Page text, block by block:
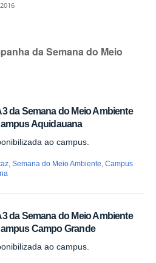
da Semana do Meio
da Semana do Meio Ambiente
Aquidauana
ao campus.
,Semana do Meio Ambiente ,Campus
da Semana do Meio Ambiente
Campo Grande
ao campus.